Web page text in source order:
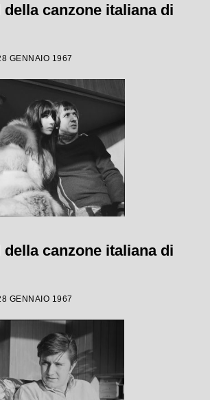
della canzone italiana di
GENNAIO 1967
della canzone italiana di
GENNAIO 1967